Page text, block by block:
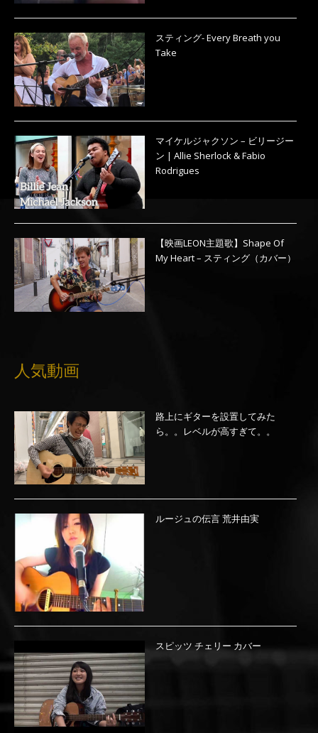
スティング- Every Breath you
Take
マイケルジャクソン – ビリージー
ン | Allie Sherlock & Fabio
Rodrigues
【映画LEON主題歌】Shape Of
My Heart – スティング（カバー）
人気動画
路上にギターを設置してみた
ら。。レベルが高すぎて。。
ルージュの伝言 荒井由実
スピッツ チェリー カバー